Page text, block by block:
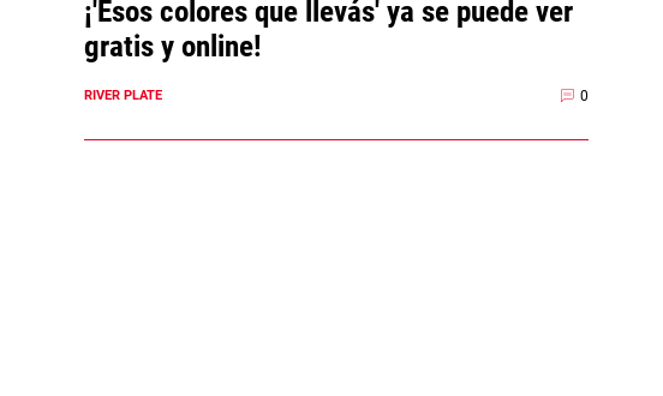
¡'Esos colores que llevás' ya se puede ver
gratis y online!
RIVER PLATE 0